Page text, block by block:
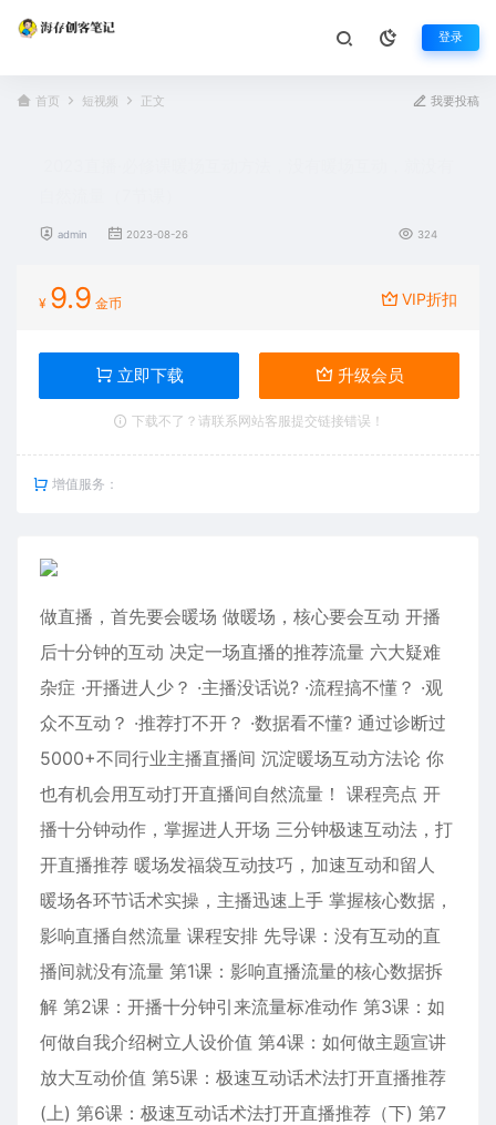
登录
首页 短视频 正文 我要投稿
admin 2023-08-26 324
¥ 9.9 金币 VIP折扣
立即下载 升级会员
下载不了？请联系网站客服提交链接错误！
增值服务：
做直播，首先要会暖场 做暖场，核心要会互动 开播
后十分钟的互动 决定一场直播的推荐流量 六大疑难
杂症 ·开播进人少？ ·主播没话说? ·流程搞不懂？ ·观
众不互动？ ·推荐打不开？ ·数据看不懂? 通过诊断过
5000+不同行业主播直播间 沉淀暖场互动方法论 你
也有机会用互动打开直播间自然流量！ 课程亮点 开
播十分钟动作，掌握进人开场 三分钟极速互动法，打
开直播推荐 暖场发福袋互动技巧，加速互动和留人
暖场各环节话术实操，主播迅速上手 掌握核心数据，
影响直播自然流量 课程安排 先导课：没有互动的直
播间就没有流量 第1课：影响直播流量的核心数据拆
解 第2课：开播十分钟引来流量标准动作 第3课：如
何做自我介绍树立人设价值 第4课：如何做主题宣讲
放大互动价值 第5课：极速互动话术法打开直播推荐
(上) 第6课：极速互动话术法打开直播推荐（下) 第7